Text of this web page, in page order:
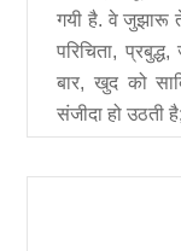
गयी है. वे जुझारू
परिचिता,
बार, खुद को
संजीदा हो उठती